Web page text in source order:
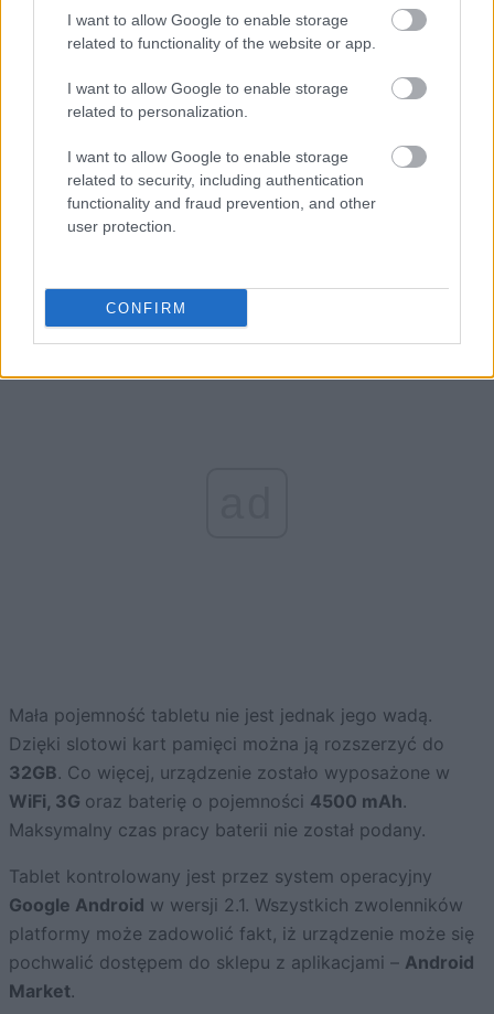
I want to allow Google to enable storage
related to functionality of the website or app.
I want to allow Google to enable storage
related to personalization.
I want to allow Google to enable storage
related to security, including authentication
functionality and fraud prevention, and other
user protection.
CONFIRM
wprowadziła na tamtejszy rynek swój własnytablet
internetowy. Chile T7-3G , bo o nim mowa, może być
dla nas jedynie ciekawostką, gdyż raczej nie możemy
się go spodziewać na półkach sklepowych w rodzimym
Specyfikacja Chile T7-3Gto przede wszystkim
dotykowy ekran o przekątnej7-cali , wyświetlający
obraz w rozdzielczości
256MB RAM i2GBpamięci wewnętrznej.
Mała pojemność tabletu nie jest jednak jego wadą.
Dzięki slotowi kart pamięci można ją rozszerzyć do
32GB. Co więcej, urządzenie zostało wyposażone w
WiFi, 3G oraz baterię o pojemności 4500 mAh.
Maksymalny czas pracy baterii nie został podany.
Tablet kontrolowany jest przez system operacyjny
Google Android w wersji 2.1. Wszystkich zwolenników
platformy może zadowolić fakt, iż urządzenie może się
pochwalić dostępem do sklepu z aplikacjami – Android
Market.